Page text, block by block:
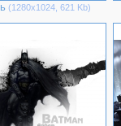
(1280х1024, 621 Kb)